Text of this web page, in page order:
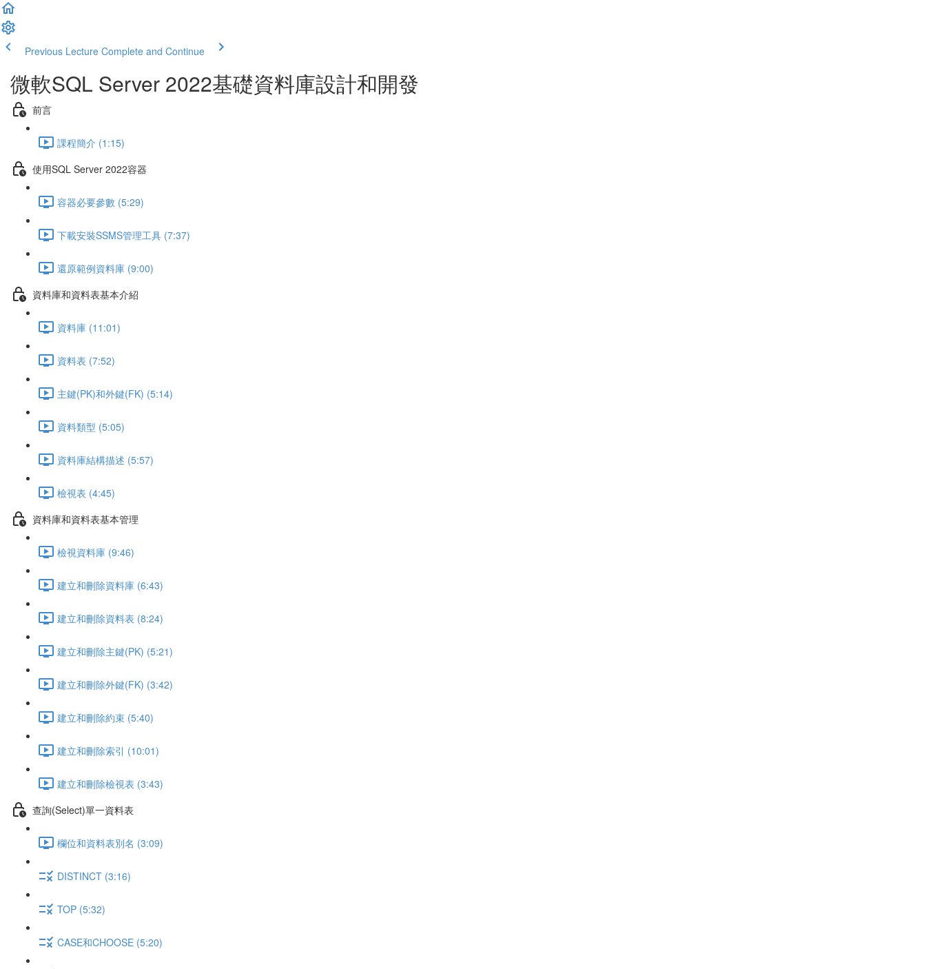
Previous Lecture Complete and Continue
微軟SQL Server 2022基礎資料庫設計和開發
前言
課程簡介 (1:15)
使用SQL Server 2022容器
容器必要參數 (5:29)
下載安裝SSMS管理工具 (7:37)
還原範例資料庫 (9:00)
資料庫和資料表基本介紹
資料庫 (11:01)
資料表 (7:52)
主鍵(PK)和外鍵(FK) (5:14)
資料類型 (5:05)
資料庫結構描述 (5:57)
檢視表 (4:45)
資料庫和資料表基本管理
檢視資料庫 (9:46)
建立和刪除資料庫 (6:43)
建立和刪除資料表 (8:24)
建立和刪除主鍵(PK) (5:21)
建立和刪除外鍵(FK) (3:42)
建立和刪除約束 (5:40)
建立和刪除索引 (10:01)
建立和刪除檢視表 (3:43)
查詢(Select)單一資料表
欄位和資料表別名 (3:09)
DISTINCT (3:16)
TOP (5:32)
CASE和CHOOSE (5:20)